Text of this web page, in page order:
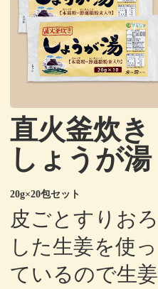
直火釜炊き
しょうが湯
20g×20包セット
皮ごとすりおろ
した生姜を使っ
ているので生姜